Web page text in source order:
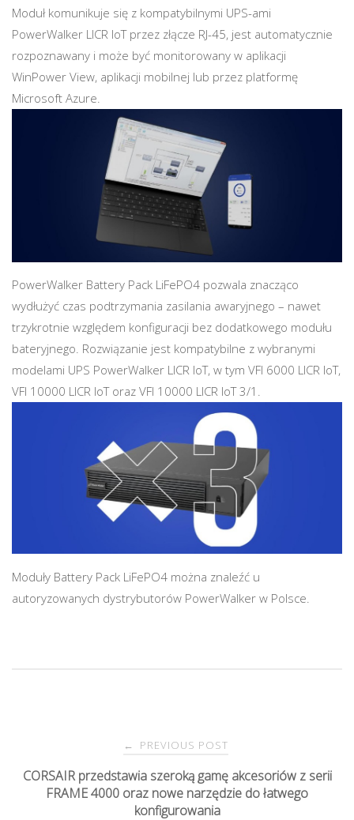
Moduł komunikuje się z kompatybilnymi UPS-ami
PowerWalker LICR IoT przez złącze RJ-45, jest automatycznie
rozpoznawany i może być monitorowany w aplikacji
WinPower View, aplikacji mobilnej lub przez platformę
Microsoft Azure.
PowerWalker Battery Pack LiFePO4 pozwala znacząco
wydłużyć czas podtrzymania zasilania awaryjnego – nawet
trzykrotnie względem konfiguracji bez dodatkowego modułu
bateryjnego. Rozwiązanie jest kompatybilne z wybranymi
modelami UPS PowerWalker LICR IoT, w tym VFI 6000 LICR IoT,
VFI 10000 LICR IoT oraz VFI 10000 LICR IoT 3/1.
Moduły Battery Pack LiFePO4 można znaleźć u
autoryzowanych dystrybutorów PowerWalker w Polsce.
← PREVIOUS POST
CORSAIR przedstawia szeroką gamę akcesoriów z serii
FRAME 4000 oraz nowe narzędzie do łatwego
konfigurowania